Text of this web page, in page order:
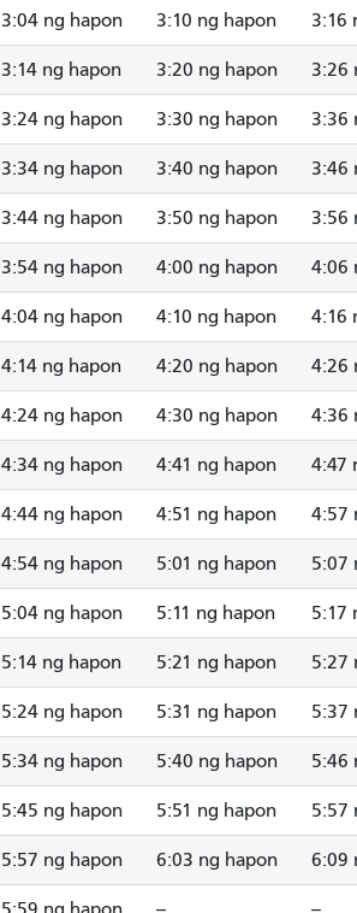
3:04 ng hapon 3:10 ng hapon 3:16
3:14 ng hapon 3:20 ng hapon 3:26
3:24 ng hapon 3:30 ng hapon 3:36
3:34 ng hapon 3:40 ng hapon 3:46
3:44 ng hapon 3:50 ng hapon 3:56
3:54 ng hapon 4:00 ng hapon 4:06
4:04 ng hapon 4:10 ng hapon 4:16
4:14 ng hapon 4:20 ng hapon 4:26
4:24 ng hapon 4:30 ng hapon 4:36
4:34 ng hapon 4:41 ng hapon 4:47
4:44 ng hapon 4:51 ng hapon 4:57
4:54 ng hapon 5:01 ng hapon 5:07
5:04 ng hapon 5:11 ng hapon 5:17
5:14 ng hapon 5:21 ng hapon 5:27
5:24 ng hapon 5:31 ng hapon 5:37
5:34 ng hapon 5:40 ng hapon 5:46
5:45 ng hapon 5:51 ng hapon 5:57
5:57 ng hapon 6:03 ng hapon 6:09